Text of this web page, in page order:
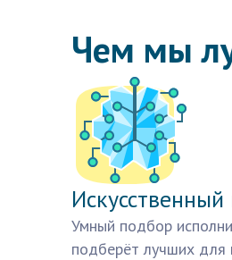
Чем мы
Искусственный
Умный подбор
подберёт лучших для